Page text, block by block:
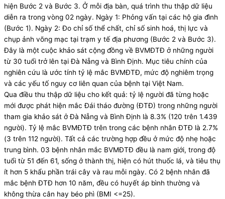
hiện Bước 2 và Bước 3. Ở mỗi địa bàn, quá trình thu thập dữ liệu
diễn ra trong vòng 02 ngày. Ngày 1: Phỏng vấn tại các hộ gia đình
(Bước 1). Ngày 2: Đo chỉ số thể chất, chỉ số sinh hoá, thị lực và
chụp ảnh võng mạc tại trạm y tế địa phương (Bước 2 và Bước 3).
Đây là một cuộc khảo sát cộng đồng về BVMĐTĐ ở những người
từ 30 tuổi trở lên tại Đà Nẵng và Bình Định. Mục tiêu chính của
nghiên cứu là ước tính tỷ lệ mắc BVMĐTĐ, mức độ nghiêm trọng
và các yếu tố nguy cơ liên quan của bệnh tại Việt Nam.
Qua điều thu thập dữ liệu cho kết quả: tỷ lệ người đã từng hoặc
mới được phát hiện mắc Đái tháo đường (ĐTĐ) trong những người
tham gia khảo sát ở Đà Nẵng và Bình Định là 8.3% (120 trên 1.439
người). Tỷ lệ mắc BVMĐTĐ trên trong các bệnh nhân ĐTĐ là 2.7%
(3 trên 112 người). Tất cả các trường hợp đều ở mức độ nhẹ hoặc
trung bình. 03 bệnh nhân mắc BVMĐTĐ đều là nam giới, trong độ
tuổi từ 51 đến 61, sống ở thành thị, hiện có hút thuốc lá, và tiêu thụ
ít hơn 5 khẩu phần trái cây và rau mỗi ngày. Có 2 bệnh nhân đã
mắc bệnh ĐTĐ hơn 10 năm, đều có huyết áp bình thường và
không thừa cân hay béo phì (BMI <=25).